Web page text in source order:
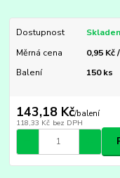
Dostupnost
Měrná cena
0,95 Kč
Balení
150 ks
143,18 Kč/balení
118,33 Kč bez DPH